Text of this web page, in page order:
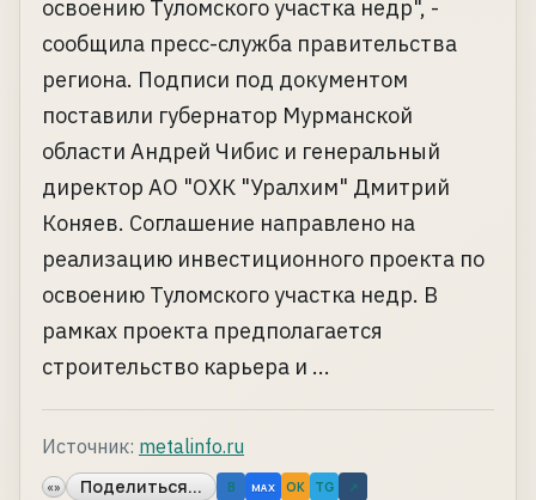
освоению Туломского участка недр", -
сообщила пресс-служба правительства
региона. Подписи под документом
поставили губернатор Мурманской
области Андрей Чибис и генеральный
директор АО "ОХК "Уралхим" Дмитрий
Коняев. Соглашение направлено на
реализацию инвестиционного проекта по
освоению Туломского участка недр. В
рамках проекта предполагается
строительство карьера и ...
Источник: metalinfo.ru
«» Поделиться... B MAX OK TG ↗